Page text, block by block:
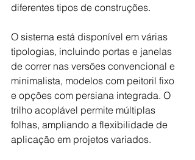
diferentes tipos de construções.
O sistema está disponível em várias
tipologias, incluindo portas e janelas
de correr nas versões convencional e
minimalista, modelos com peitoril fixo
e opções com persiana integrada. O
trilho acoplável permite múltiplas
folhas, ampliando a flexibilidade de
aplicação em projetos variados.